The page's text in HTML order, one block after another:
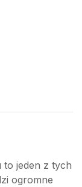
to jeden z tych
ogromne